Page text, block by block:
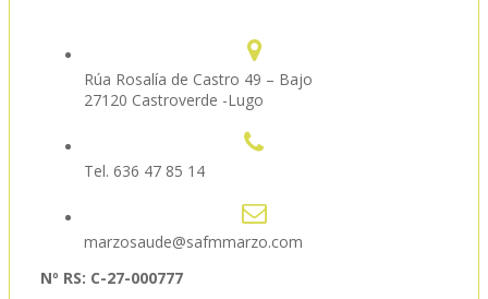
Rúa Rosalía de Castro 49 – Bajo
27120 Castroverde -Lugo
Tel. 636 47 85 14
marzosaude@safmmarzo.com
Nº RS: C-27-000777